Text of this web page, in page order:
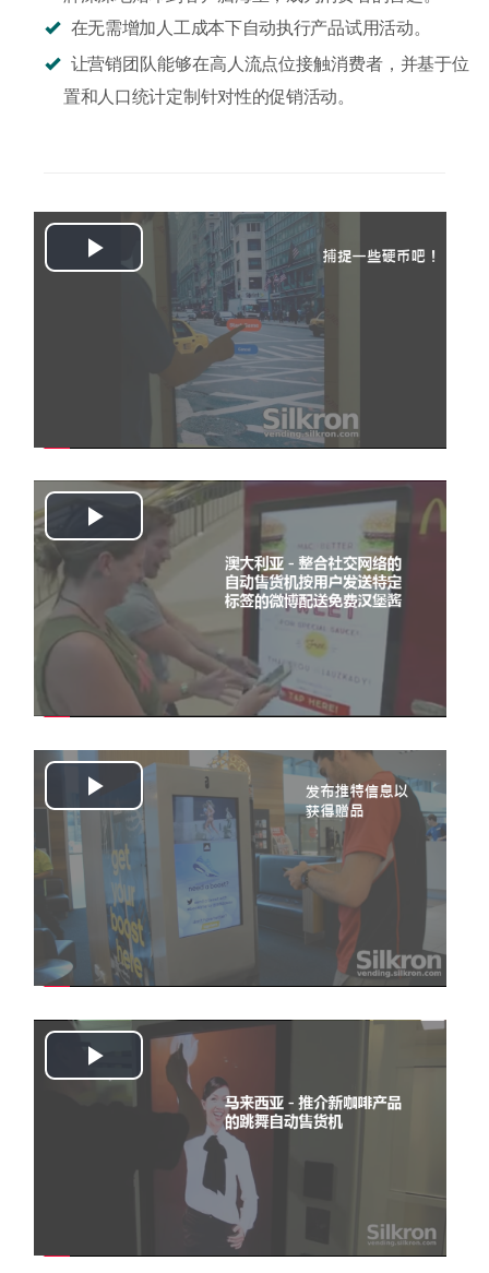
在无需增加人工成本下自动执行产品试用活动。
让营销团队能够在高人流点位接触消费者，并基于位
置和人口统计定制针对性的促销活动。
Play
Play
Video
Play
Video
Play